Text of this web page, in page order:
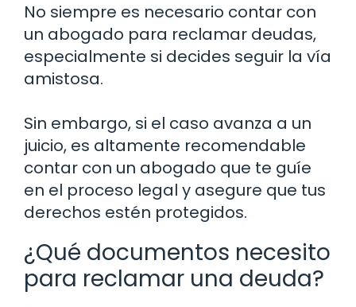
No siempre es necesario contar con
un abogado para reclamar deudas,
especialmente si decides seguir la vía
amistosa.
Sin embargo, si el caso avanza a un
juicio, es altamente recomendable
contar con un abogado que te guíe
en el proceso legal y asegure que tus
derechos estén protegidos.
¿Qué documentos necesito
para reclamar una deuda?